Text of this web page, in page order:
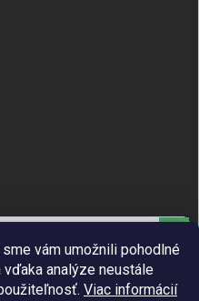
vám umožnili pohodlné
analýze neustále
Viac informácií
ochrany osobných údajov
sa